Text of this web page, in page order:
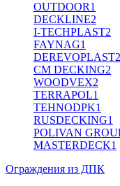
OUTDOOR1
DECKLINE2
I-TECHPLAST2
FAYNAG1
DEREVOPLAST2
CM DECKING2
WOODVEX2
TERRAPOL1
TEHNODPK1
RUSDECKING1
POLIVAN
MASTERDECK1
Ограждения из ДПК